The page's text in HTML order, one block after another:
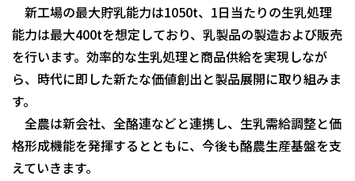
新工場の最大貯乳能力は1050t、1日当たりの生乳処理
能力は最大400tを想定しており、乳製品の製造および販売
を行います。効率的な生乳処理と商品供給を実現しなが
ら、時代に即した新たな価値創出と製品展開に取り組みま
す。
全農は新会社、全酪連などと連携し、生乳需給調整と価
格形成機能を発揮するとともに、今後も酪農生産基盤を支
えていきます。